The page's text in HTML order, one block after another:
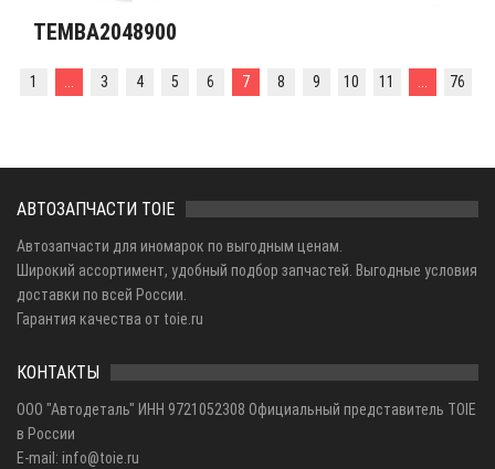
TEMBA2048900
1 3 4 5 6 7 8 9 10 11 76
АВТОЗАПЧАСТИ TOIE
Автозапчасти для иномарок по выгодным ценам.
Широкий ассортимент, удобный подбор запчастей. Выгодные условия
доставки по всей России.
Гарантия качества от toie.ru
КОНТАКТЫ
ООО "Автодеталь" ИНН 9721052308 Официальный представитель TOIE
в России
E-mail: info@toie.ru